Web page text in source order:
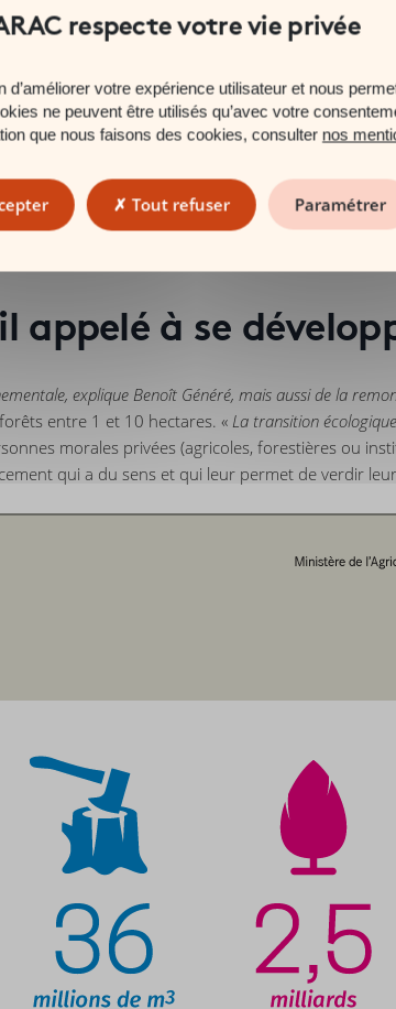
(AMF) et font partie des offres publiques.
éthiques et responsables et vous
à se
explique Benoît Généré, mais aussi de la
entre 1 et 10 hectares. « La transition
morales privées (agricoles, forestières ou
qui a du sens et qui leur permet de verdir
d’améliorer votre expérience utilisateur et nous
ne peuvent être utilisés qu’avec votre
que nous faisons des cookies, consulter nos
Tout refuser Paramétrer